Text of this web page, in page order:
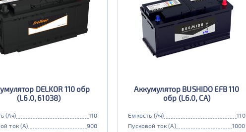
DELKOR 110 обр
(L6.0, 61038)
(Ач)
110
ток (А)
900
Аккумулятор BUSHIDO EFB 110
обр (L6.0, CA)
Емкость (Ач)
110
Пусковой ток (А)
1000